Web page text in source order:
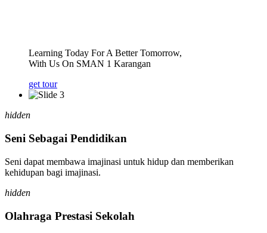
Learning Today For A Better Tomorrow,
With Us On SMAN 1 Karangan
get tour
hidden
Seni Sebagai Pendidikan
Seni dapat membawa imajinasi untuk hidup dan memberikan
kehidupan bagi imajinasi.
hidden
Olahraga Prestasi Sekolah